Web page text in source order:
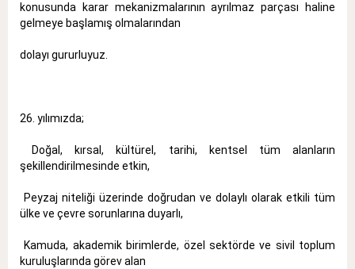
konusunda karar mekanizmalarının ayrılmaz parçası haline
gelmeye başlamış olmalarından
dolayı gururluyuz.
26. yılımızda;
 Doğal, kırsal, kültürel, tarihi, kentsel tüm alanların
şekillendirilmesinde etkin,
 Peyzaj niteliği üzerinde doğrudan ve dolaylı olarak etkili tüm
ülke ve çevre sorunlarına duyarlı,
 Kamuda, akademik birimlerde, özel sektörde ve sivil toplum
kuruluşlarında görev alan